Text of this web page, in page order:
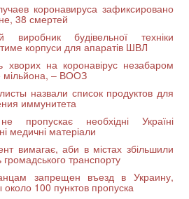
коронавируса зафиксировано
38 смертей
виробник будівельної техніки
корпуси для апаратів ШВЛ
хворих на коронавірус незабаром
мільйона, – ВООЗ
назвали список продуктов для
иммунитета
пропускає необхідні Україні
медичні матеріали
вимагає, аби в містах збільшили
громадського транспорту
запрещен въезд в Украину,
около 100 пунктов пропуска